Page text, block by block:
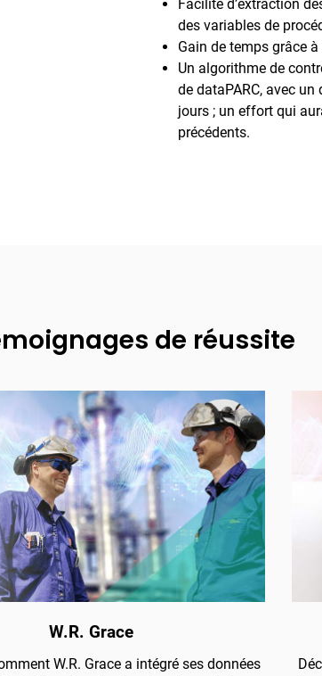
Facilité d’extraction
des variables de
Gain de temps grâce
Un algorithme de
de dataPARC, avec un
jours ; un effort qui
précédents.
de réussite
W.R. Grace
W.R. Grace a intégré ses données